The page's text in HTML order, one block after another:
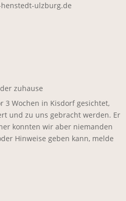
henstedt-ulzburg.de
zuhause
3 Wochen in Kisdorf gesichtet,
und zu uns gebracht werden. Er
konnten wir aber niemanden
Hinweise geben kann, melde